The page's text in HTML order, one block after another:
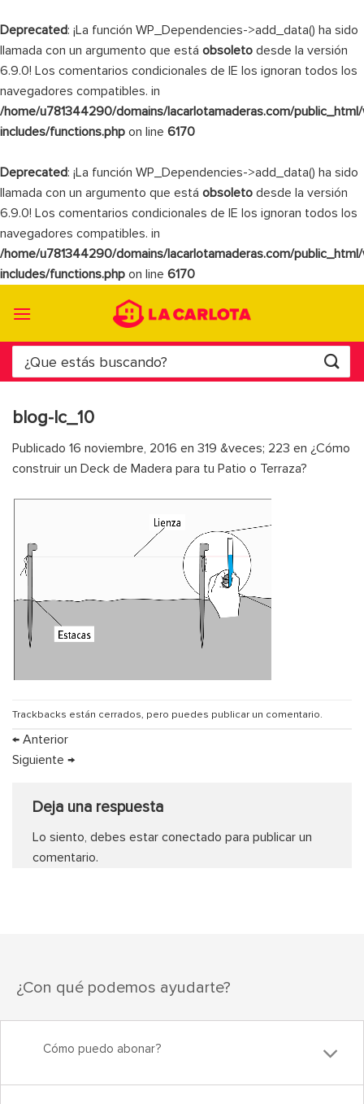
Deprecated: ¡La función WP_Dependencies->add_data() ha sido
llamada con un argumento que está obsoleto desde la versión
6.9.0! Los comentarios condicionales de IE los ignoran todos los
navegadores compatibles. in
/home/u781344290/domains/lacarlotamaderas.com/
includes/functions.php on line 6170
Deprecated: ¡La función WP_Dependencies->add_data() ha sido
llamada con un argumento que está obsoleto desde la versión
6.9.0! Los comentarios condicionales de IE los ignoran todos los
navegadores compatibles. in
/home/u781344290/domains/lacarlotamaderas.com/
includes/functions.php on line 6170
Buscar
por:
blog-lc_10
Publicado 16 noviembre, 2016 en 319 &veces; 223 en ¿Cómo
construir un Deck de Madera para tu Patio o Terraza?
Trackbacks están cerrados, pero puedes publicar un comentario.
← Anterior
Siguiente →
Deja una respuesta
Lo siento, debes estar conectado para publicar un
comentario.
¿Con qué podemos ayudarte?
Cómo puedo abonar?